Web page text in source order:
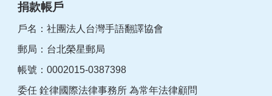
捐款帳戶
戶名：社團法人台灣手語翻譯協會
郵局：台北榮星郵局
帳號：0002015-0387398
委任 銓律國際法律事務所 為常年法律顧問